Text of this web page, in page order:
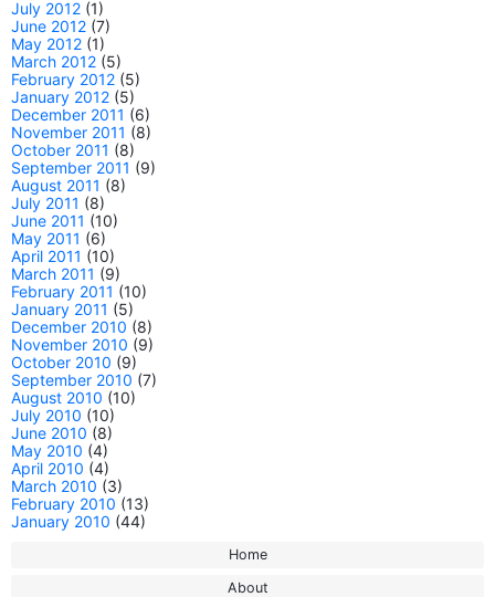
July 2012 (1)
June 2012 (7)
May 2012 (1)
March 2012 (5)
February 2012 (5)
January 2012 (5)
December 2011 (6)
November 2011 (8)
October 2011 (8)
September 2011 (9)
August 2011 (8)
July 2011 (8)
June 2011 (10)
May 2011 (6)
April 2011 (10)
March 2011 (9)
February 2011 (10)
January 2011 (5)
December 2010 (8)
November 2010 (9)
October 2010 (9)
September 2010 (7)
August 2010 (10)
July 2010 (10)
June 2010 (8)
May 2010 (4)
April 2010 (4)
March 2010 (3)
February 2010 (13)
January 2010 (44)
Home
About